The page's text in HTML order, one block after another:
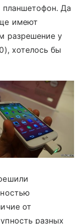
планшетофон. Да
имеют
разрешение у
хотелось бы
от
разных